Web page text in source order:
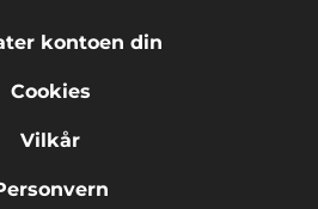
kontoen din
Cookies
Vilkår